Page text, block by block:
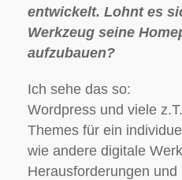
entwickelt. Lohnt es
Werkzeug seine
aufzubauen?
Ich sehe das so:
Wordpress und viele
Themes für ein
wie andere digitale
Herausforderungen